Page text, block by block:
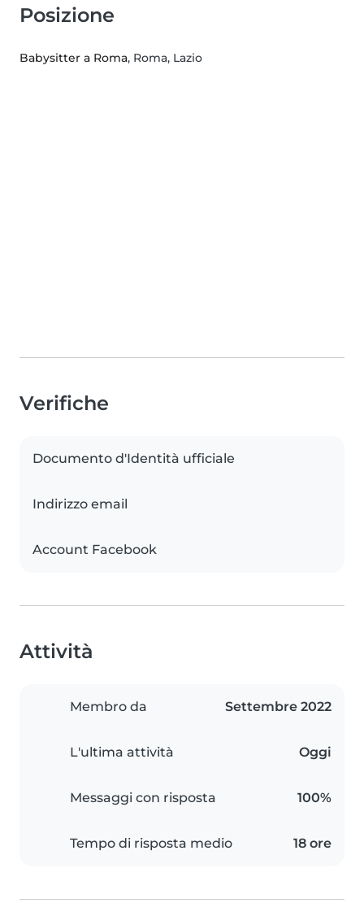
Posizione
Babysitter a Roma, Roma, Lazio
Verifiche
Documento d'Identità ufficiale
Indirizzo email
Account Facebook
Attività
Membro da Settembre 2022
L'ultima attività Oggi
Messaggi con risposta 100%
Tempo di risposta medio 18 ore